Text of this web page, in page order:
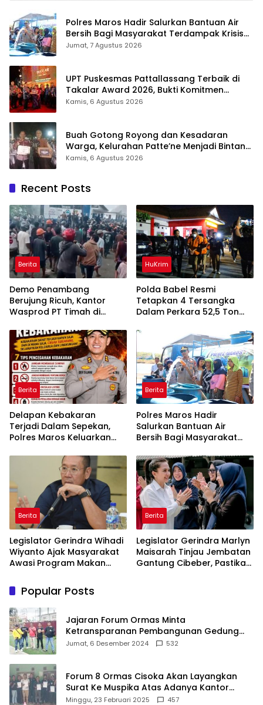
Polres Maros Hadir Salurkan Bantuan Air
Bersih Bagi Masyarakat Terdampak Krisis
Air Bersih Di Maros
Jumat, 7 Agustus 2026
UPT Puskesmas Pattallassang Terbaik di
Takalar Award 2026, Bukti Komitmen
Hadirkan Pelayanan Kesehatan Berkualitas
Kamis, 6 Agustus 2026
Buah Gotong Royong dan Kesadaran
Warga, Kelurahan Patte’ne Menjadi Bintang
Takalar Award 2026
Kamis, 6 Agustus 2026
Recent Posts
Berita
Demo Penambang
Berujung Ricuh, Kantor
Wasprod PT Timah di
HuKrim
Polda Babel Resmi
Tetapkan 4 Tersangka
Dalam Perkara 52,5 Ton
Belitung
Berita
Delapan Kebakaran
Terjadi Dalam Sepekan,
Polres Maros Keluarkan
Masyarakat
Berita
Polres Maros Hadir
Salurkan Bantuan Air
Bersih Bagi Masyarakat
Di Maros
Berita
Legislator Gerindra Wihadi
Wiyanto Ajak Masyarakat
Awasi Program Makan
Sasaran
Berita
Legislator Gerindra Marlyn
Maisarah Tinjau Jembatan
Gantung Cibeber, Pastikan
Popular Posts
Jajaran Forum Ormas Minta
Ketransparanan Pembangunan Gedung
Damkar Di Kecamatan Cisoka
Jumat, 6 Desember 2024 532
Forum 8 Ormas Cisoka Akan Layangkan
Surat Ke Muspika Atas Adanya Kantor
Matel di Cisoka
Minggu, 23 Februari 2025 457